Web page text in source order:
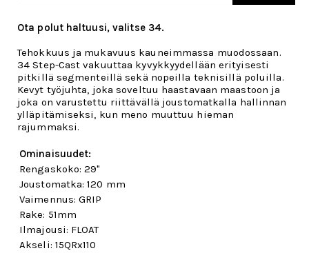
Ota polut haltuusi, valitse 34.
Tehokkuus ja mukavuus kauneimmassa muodossaan.
34 Step-Cast vakuuttaa kyvykkyydellään erityisesti
pitkillä segmenteillä sekä nopeilla teknisillä poluilla.
Kevyt työjuhta, joka soveltuu haastavaan maastoon ja
joka on varustettu riittävällä joustomatkalla hallinnan
ylläpitämiseksi, kun meno muuttuu hieman
rajummaksi.
Ominaisuudet:
Rengaskoko: 29"
Joustomatka: 120 mm
Vaimennus: GRIP
Rake: 51mm
Ilmajousi: FLOAT
Akseli: 15QRx110